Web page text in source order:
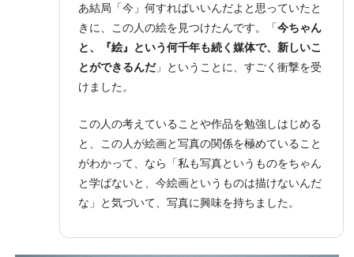
あ結局「今」何すればいいんだよと思っていたと
きに、この人の絵を見つけたんです。「今ちゃん
と、『絵』という何千年も続く媒体で、新しいこ
とができるんだ」ということに、すごく衝撃を受
けました。
この人の考えていることや作品を勉強しはじめる
と、この人が絵画と写真の関係を極めていること
がわかって、なら「私も写真というものをちゃん
と学ばないと、今絵画というものは描けないんだ
な」と気づいて、写真に興味を持ちました。